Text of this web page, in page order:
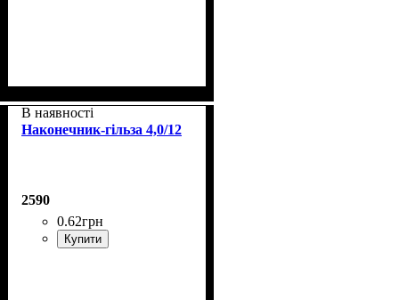
В наявності
Наконечник-гільза 4,0/12
2590
0.62грн
Купити